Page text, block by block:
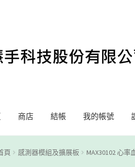
商店 結帳 我的帳號
MotoblocklyMy Account Registration
頁 感測器模組及擴展板 MAX30102 心